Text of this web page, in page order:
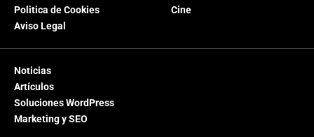
Politica de Cookies
Aviso Legal
Cine
Noticias
Artículos
Soluciones WordPress
Marketing y SEO